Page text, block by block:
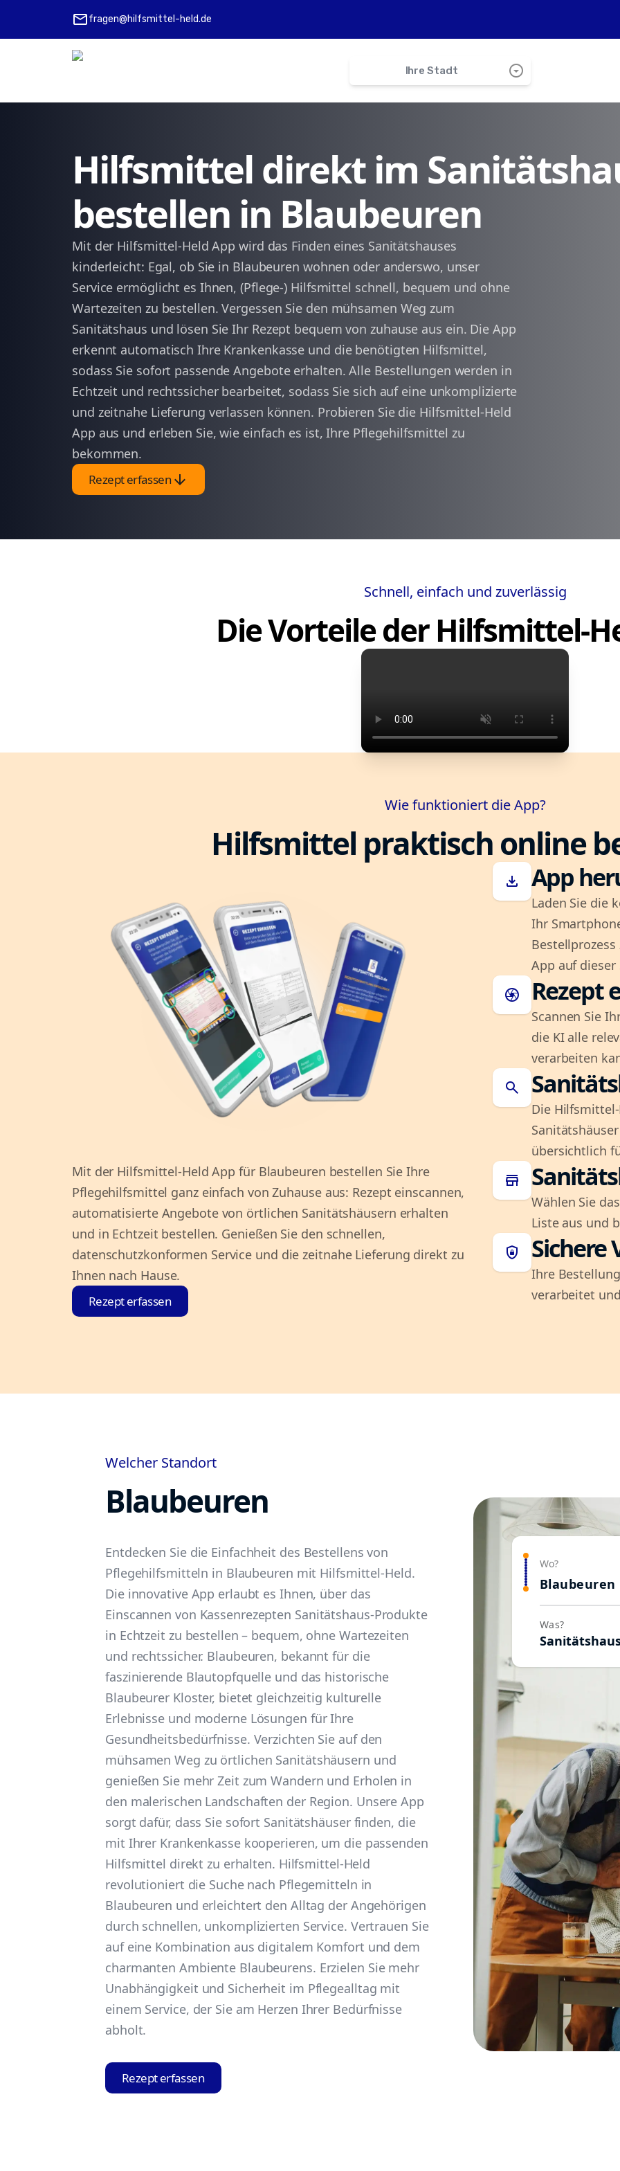
mailfragen@hilfsmittel-held.de
Ihre Stadt arrow_drop_down_circle
Berghülen
Schelklingen
Merklingen
Allmendingen
arrow_back 1 arrow_forward
Hilfsmittel direkt im
bestellen in Blaubeuren
Mit der Hilfsmittel-Held App wird das Finden eines Sanitätshauses
kinderleicht: Egal, ob Sie in Blaubeuren wohnen oder anderswo, unser
Service ermöglicht es Ihnen, (Pflege-) Hilfsmittel schnell, bequem und ohne
Wartezeiten zu bestellen. Vergessen Sie den mühsamen Weg zum
Sanitätshaus und lösen Sie Ihr Rezept bequem von zuhause aus ein. Die App
erkennt automatisch Ihre Krankenkasse und die benötigten Hilfsmittel,
sodass Sie sofort passende Angebote erhalten. Alle Bestellungen werden in
Echtzeit und rechtssicher bearbeitet, sodass Sie sich auf eine unkomplizierte
und zeitnahe Lieferung verlassen können. Probieren Sie die Hilfsmittel-Held
App aus und erleben Sie, wie einfach es ist, Ihre Pflegehilfsmittel zu
bekommen.
Rezept erfassenarrow_downward
Schnell, einfach und zuverlässig
Die Vorteile der Hilfsmittel-
Wie funktioniert die App?
Hilfsmittel praktisch online
Mit der Hilfsmittel-Held App für Blaubeuren bestellen Sie Ihre
Pflegehilfsmittel ganz einfach von Zuhause aus: Rezept einscannen,
automatisierte Angebote von örtlichen Sanitätshäusern erhalten
und in Echtzeit bestellen. Genießen Sie den schnellen,
datenschutzkonformen Service und die zeitnahe Lieferung direkt zu
Ihnen nach Hause.
Rezept erfassen
download App
Laden Sie die
Ihr
App auf dieser
camera Rezept
Scannen Sie
die KI alle
verarbeiten
search
Die
übersichtlich
store
Wählen Sie
Liste aus und
shield_lock Sichere
Ihre
verarbeitet
Welcher Standort
Blaubeuren
Entdecken Sie die Einfachheit des Bestellens von
Pflegehilfsmitteln in Blaubeuren mit Hilfsmittel-Held.
Die innovative App erlaubt es Ihnen, über das
Einscannen von Kassenrezepten Sanitätshaus-Produkte
in Echtzeit zu bestellen – bequem, ohne Wartezeiten
und rechtssicher. Blaubeuren, bekannt für die
faszinierende Blautopfquelle und das historische
Blaubeurer Kloster, bietet gleichzeitig kulturelle
Erlebnisse und moderne Lösungen für Ihre
Gesundheitsbedürfnisse. Verzichten Sie auf den
mühsamen Weg zu örtlichen Sanitätshäusern und
genießen Sie mehr Zeit zum Wandern und Erholen in
den malerischen Landschaften der Region. Unsere App
sorgt dafür, dass Sie sofort Sanitätshäuser finden, die
mit Ihrer Krankenkasse kooperieren, um die passenden
Hilfsmittel direkt zu erhalten. Hilfsmittel-Held
revolutioniert die Suche nach Pflegemitteln in
Blaubeuren und erleichtert den Alltag der Angehörigen
durch schnellen, unkomplizierten Service. Vertrauen Sie
auf eine Kombination aus digitalem Komfort und dem
charmanten Ambiente Blaubeurens. Erzielen Sie mehr
Unabhängigkeit und Sicherheit im Pflegealltag mit
einem Service, der Sie am Herzen Ihrer Bedürfnisse
abholt.
Rezept erfassen
Wo?
Blaubeuren
Was?